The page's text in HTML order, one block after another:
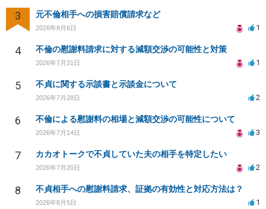
3 元不倫相手への損害賠償請求など
2026年8月6日 1
4 不倫の慰謝料請求に対する減額交渉の可能性と対策
2026年7月31日 1
5 不貞に関する示談書と示談金について
2026年7月28日 2
6 不倫による慰謝料の相場と減額交渉の可能性について
2026年7月14日 3
7 カカオトークで不貞していた夫の相手を特定したい
2026年7月20日 2
8 不貞相手への慰謝料請求、証拠の有効性と対応方法は？
2026年8月5日 1